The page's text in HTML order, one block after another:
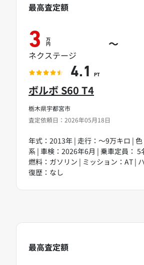
栃木県宇都宮市
査定依頼日：2026年05月18日
ボルボ S60 T4
年式：2013年 | 走行：～9万キロ |
系 | 車検：2026年6月 | 乗車定員： 5
燃料：ガソリン | ミッション：AT |
復歴：なし
最高査定額
3 万
円 ～
ネクステージ
4.1 PT
最高査定額